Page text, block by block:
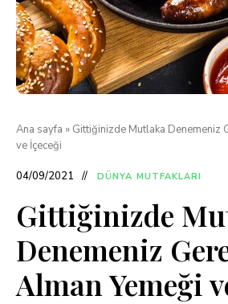
Ana sayfa » Gittiğinizde Mutlaka Denemeniz
ve İçeceği
04/09/2021 DÜNYA MUTFAKLARI
Gittiğinizde
Denemeniz
Alman Yemeği